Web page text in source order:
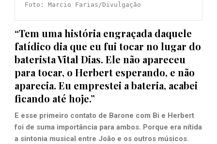
Foto: Marcio Farias/Divulgação
“Tem uma história engraçada daquele
fatídico dia que eu fui tocar no lugar do
baterista Vital Dias. Ele não apareceu
para tocar, o Herbert esperando, e não
aparecia. Eu emprestei a bateria, acabei
ficando até hoje.”
E esse primeiro contato de Barone com Bi e Herbert
foi de suma importância para ambos. Porque era nítida
a sintonia musical entre João e os outros músicos.